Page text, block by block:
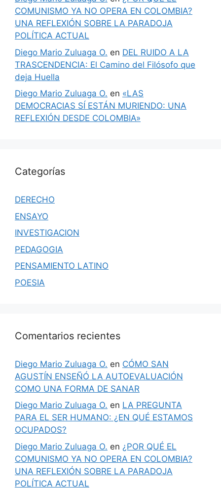
COMUNISMO YA NO OPERA EN COLOMBIA?
UNA REFLEXIÓN SOBRE LA PARADOJA
POLÍTICA ACTUAL
Diego Mario Zuluaga O. en DEL RUIDO A LA
TRASCENDENCIA: El Camino del Filósofo que
deja Huella
Diego Mario Zuluaga O. en «LAS
DEMOCRACIAS SÍ ESTÁN MURIENDO: UNA
REFLEXIÓN DESDE COLOMBIA»
Categorías
DERECHO
ENSAYO
INVESTIGACION
PEDAGOGIA
PENSAMIENTO LATINO
POESIA
Comentarios recientes
Diego Mario Zuluaga O. en CÓMO SAN
AGUSTÍN ENSEÑÓ LA AUTOEVALUACIÓN
COMO UNA FORMA DE SANAR
Diego Mario Zuluaga O. en LA PREGUNTA
PARA EL SER HUMANO: ¿EN QUÉ ESTAMOS
OCUPADOS?
Diego Mario Zuluaga O. en ¿POR QUÉ EL
COMUNISMO YA NO OPERA EN COLOMBIA?
UNA REFLEXIÓN SOBRE LA PARADOJA
POLÍTICA ACTUAL